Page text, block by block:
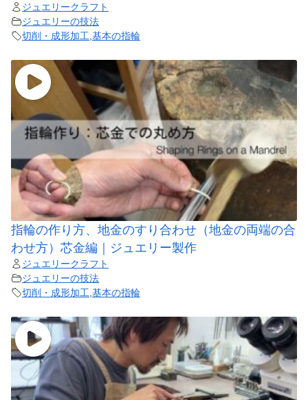
ジュエリークラフト
ジュエリーの技法
切削・成形加工 基本の指輪
指輪の作り方、地金のすり合わせ（地金の両端の合
わせ方）芯金編｜ジュエリー製作
ジュエリークラフト
ジュエリーの技法
切削・成形加工 基本の指輪